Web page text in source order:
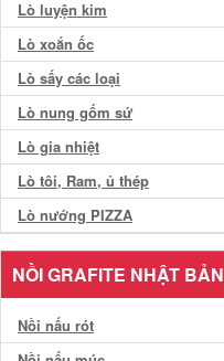
Lò luyện kim
Lò xoắn ốc
Lò sấy các loại
Lò nung gốm sứ
Lò gia nhiệt
Lò tôi, Ram, ủ thép
Lò nướng PIZZA
NỒI GRAFITE NHẬT BẢN
Nồi nấu rót